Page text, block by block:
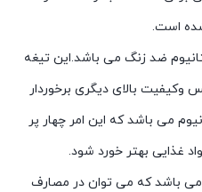
است.
ضد زنگ می باشد.این تیغه
وکیفیت بالای دیگری برخوردار
می باشد که این امر چهار پر
غذایی بهتر خورد شود.
می باشد که می توان در مصارف